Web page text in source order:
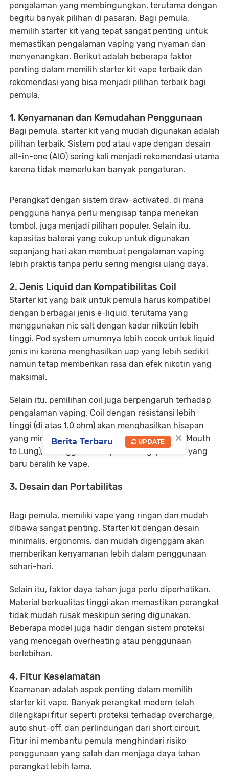
pengalaman yang membingungkan, terutama dengan
begitu banyak pilihan di pasaran. Bagi pemula,
memilih starter kit yang tepat sangat penting untuk
memastikan pengalaman vaping yang nyaman dan
menyenangkan. Berikut adalah beberapa faktor
penting dalam memilih starter kit vape terbaik dan
rekomendasi yang bisa menjadi pilihan terbaik bagi
pemula.
1. Kenyamanan dan Kemudahan Penggunaan
Bagi pemula, starter kit yang mudah digunakan adalah
pilihan terbaik. Sistem pod atau vape dengan desain
all-in-one (AIO) sering kali menjadi rekomendasi utama
karena tidak memerlukan banyak pengaturan.
Perangkat dengan sistem draw-activated, di mana
pengguna hanya perlu mengisap tanpa menekan
tombol, juga menjadi pilihan populer. Selain itu,
kapasitas baterai yang cukup untuk digunakan
sepanjang hari akan membuat pengalaman vaping
lebih praktis tanpa perlu sering mengisi ulang daya.
2. Jenis Liquid dan Kompatibilitas Coil
Starter kit yang baik untuk pemula harus kompatibel
dengan berbagai jenis e-liquid, terutama yang
menggunakan nic salt dengan kadar nikotin lebih
tinggi. Pod system umumnya lebih cocok untuk liquid
jenis ini karena menghasilkan uap yang lebih sedikit
namun tetap memberikan rasa dan efek nikotin yang
maksimal.
Selain itu, pemilihan coil juga berpengaruh terhadap
pengalaman vaping. Coil dengan resistansi lebih
tinggi (di atas 1.0 ohm) akan menghasilkan hisapan
yang mirip dengan rokok konvensional (MTL – Mouth
to Lung), sehingga lebih nyaman bagi perokok yang
baru beralih ke vape.
3. Desain dan Portabilitas
Bagi pemula, memiliki vape yang ringan dan mudah
dibawa sangat penting. Starter kit dengan desain
minimalis, ergonomis, dan mudah digenggam akan
memberikan kenyamanan lebih dalam penggunaan
sehari-hari.
Selain itu, faktor daya tahan juga perlu diperhatikan.
Material berkualitas tinggi akan memastikan perangkat
tidak mudah rusak meskipun sering digunakan.
Beberapa model juga hadir dengan sistem proteksi
yang mencegah overheating atau penggunaan
berlebihan.
4. Fitur Keselamatan
Keamanan adalah aspek penting dalam memilih
starter kit vape. Banyak perangkat modern telah
dilengkapi fitur seperti proteksi terhadap overcharge,
auto shut-off, dan perlindungan dari short circuit.
Fitur ini membantu pemula menghindari risiko
penggunaan yang salah dan menjaga daya tahan
perangkat lebih lama.
×
Berita Terbaru UPDATE